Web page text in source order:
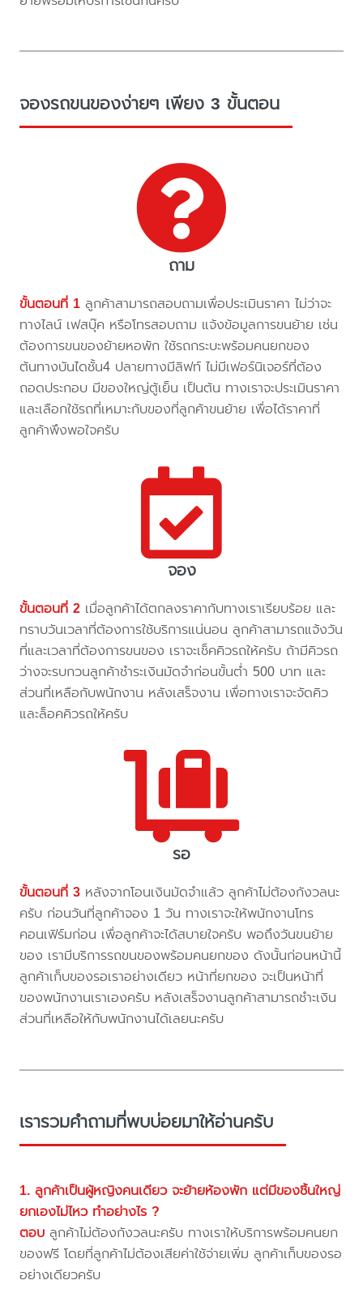
จองรถขนของง่ายๆ เพียง 3 ขั้นตอน
ถาม
ขั้นตอนที่ 1 ลูกค้าสามารถสอบถามเพื่อประเมินราคา ไม่ว่าจะ
ทางไลน์ เฟสบุ๊ค หรือโทรสอบถาม แจ้งข้อมูลการขนย้าย เช่น
ต้องการขนของย้ายหอพัก ใช้รถกระบะพร้อมคนยกของ
ต้นทางบันไดชั้น4 ปลายทางมีลิฟท์ ไม่มีเฟอร์นิเจอร์ที่ต้อง
ถอดประกอบ มีของใหญ่ตู้เย็น เป็นต้น ทางเราจะประเมินราคา
และเลือกใช้รถที่เหมาะกับของที่ลูกค้าขนย้าย เพื่อได้ราคาที่
ลูกค้าพึงพอใจครับ
จอง
ขั้นตอนที่ 2 เมื่อลูกค้าได้ตกลงราคากับทางเราเรียบร้อย และ
ทราบวันเวลาที่ต้องการใช้บริการแน่นอน ลูกค้าสามารถแจ้งวัน
ที่และเวลาที่ต้องการขนของ เราจะเช็คคิวรถให้ครับ ถ้ามีคิวรถ
ว่างจะรบกวนลูกค้าชำระเงินมัดจำก่อนขั้นต่ำ 500 บาท และ
ส่วนที่เหลือกับพนักงาน หลังเสร็จงาน เพื่อทางเราจะจัดคิว
และล็อคคิวรถให้ครับ
รอ
ขั้นตอนที่ 3 หลังจากโอนเงินมัดจำแล้ว ลูกค้าไม่ต้องกังวลนะ
ครับ ก่อนวันที่ลูกค้าจอง 1 วัน ทางเราจะให้พนักงานโทร
คอนเฟิร์มก่อน เพื่อลูกค้าจะได้สบายใจครับ พอถึงวันขนย้าย
ของ เรามีบริการรถขนของพร้อมคนยกของ ดังนั้นก่อนหน้านี้
ลูกค้าเก็บของรอเราอย่างเดียว หน้าที่ยกของ จะเป็นหน้าที่
ของพนักงานเราเองครับ หลังเสร็จงานลูกค้าสามารถชำะเงิน
ส่วนที่เหลือให้กับพนักงานได้เลยนะครับ
เรารวมคำถามที่พบบ่อยมาให้อ่านครับ
1. ลูกค้าเป็นผู้หญิงคนเดียว จะย้ายห้องพัก แต่มีของชิ้นใหญ่
ยกเองไม่ไหว ทำอย่างไร ?
ตอบ ลูกค้าไม่ต้องกังวลนะครับ ทางเราให้บริการพร้อมคนยก
ของฟรี โดยที่ลูกค้าไม่ต้องเสียค่าใช้จ่ายเพิ่ม ลูกค้าเก็บของรอ
อย่างเดียวครับ